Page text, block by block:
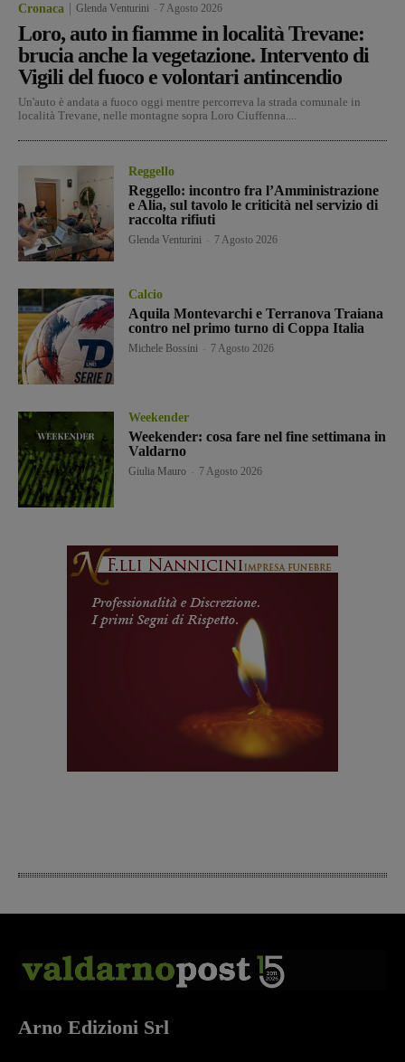
Cronaca Glenda Venturini 7 Agosto 2026
Loro, auto in fiamme in località Trevane:
brucia anche la vegetazione. Intervento di
Vigili del fuoco e volontari antincendio
Un'auto è andata a fuoco oggi mentre percorreva la strada comunale in
località Trevane, nelle montagne sopra Loro Ciuffenna....
Reggello
Reggello: incontro fra l’Amministrazione
e Alia, sul tavolo le criticità nel servizio di
raccolta rifiuti
Glenda Venturini 7 Agosto 2026
Calcio
Aquila Montevarchi e Terranova Traiana
contro nel primo turno di Coppa Italia
Michele Bossini 7 Agosto 2026
Weekender
Weekender: cosa fare nel fine settimana in
Valdarno
Giulia Mauro 7 Agosto 2026
Arno Edizioni Srl